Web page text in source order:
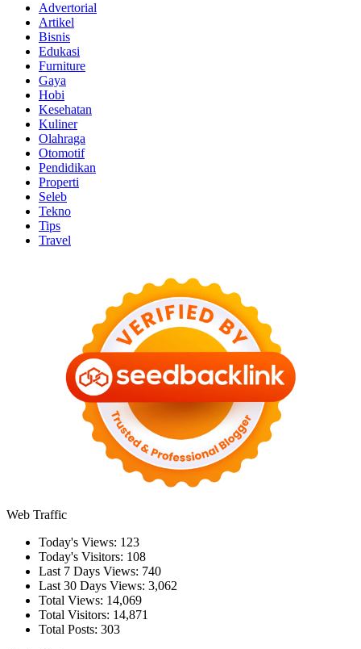
Advertorial
Artikel
Bisnis
Edukasi
Furniture
Gaya
Hobi
Kesehatan
Kuliner
Olahraga
Otomotif
Pendidikan
Properti
Seleb
Tekno
Tips
Travel
Web Traffic
Today's Views: 123
Today's Visitors: 108
Last 7 Days Views: 740
Last 30 Days Views: 3,062
Total Views: 14,069
Total Visitors: 14,871
Total Posts: 303